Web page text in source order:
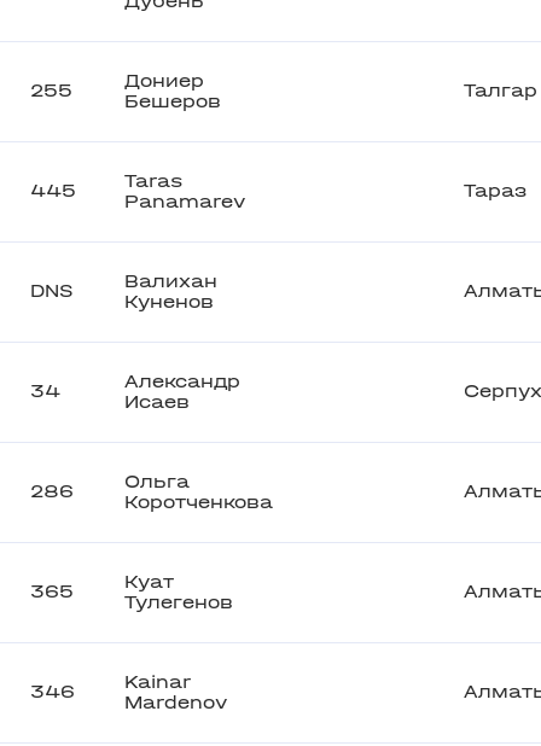
255
Дониер
Бешеров
Талгар
445
Taras
Panamarev
Тараз
DNS
Валихан
Куненов
34
Александр
Исаев
286
Ольга
Коротченкова
365
Куат
Тулегенов
346
Kainar
Mardenov